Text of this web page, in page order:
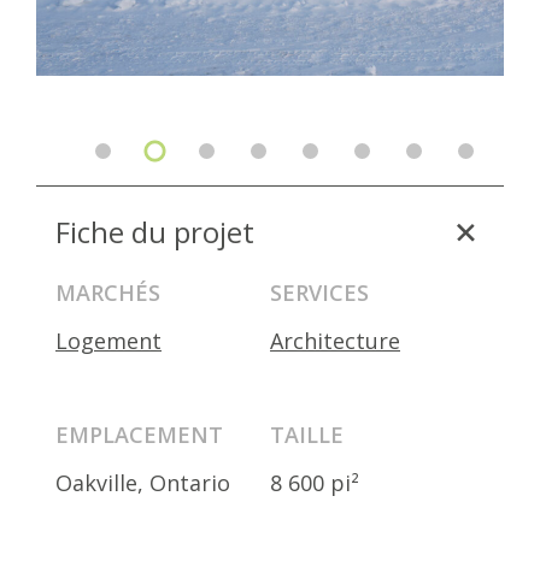
Fiche du projet
MARCHÉS
Logement
SERVICES
Architecture
EMPLACEMENT
Oakville, Ontario
TAILLE
8 600 pi²